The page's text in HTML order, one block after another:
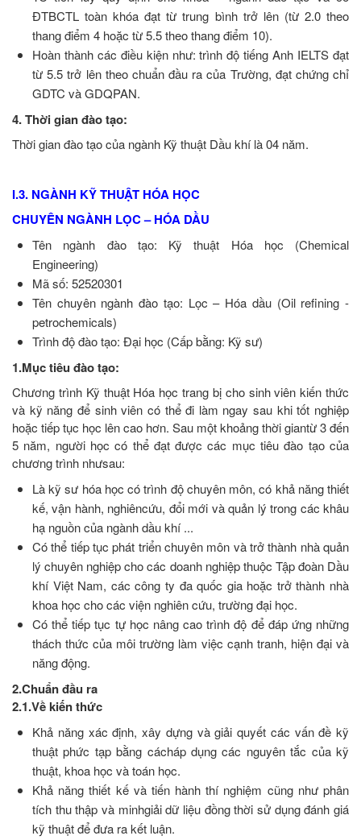
ĐTBCTL toàn khóa đạt từ trung bình trở lên (từ 2.0 theo
thang điểm 4 hoặc từ 5.5 theo thang điểm 10).
Hoàn thành các điều kiện như: trình độ tiếng Anh IELTS đạt
từ 5.5 trở lên theo chuẩn đầu ra của Trường, đạt chứng chỉ
GDTC và GDQPAN.
4. Thời gian đào tạo:
Thời gian đào tạo của ngành Kỹ thuật Dầu khí là 04 năm.
I.3. NGÀNH KỸ THUẬT HÓA HỌC
CHUYÊN NGÀNH LỌC – HÓA DẦU
Tên ngành đào tạo: Kỹ thuật Hóa học (Chemical
Engineering)
Mã số: 52520301
Tên chuyên ngành đào tạo: Lọc – Hóa dầu (Oil refining -
petrochemicals)
Trình độ đào tạo: Đại học (Cấp bằng: Kỹ sư)
1.Mục tiêu đào tạo:
Chương trình Kỹ thuật Hóa học trang bị cho sinh viên kiến thức
và kỹ năng để sinh viên có thể đi làm ngay sau khi tốt nghiệp
hoặc tiếp tục học lên cao hơn. Sau một khoảng thời giantừ 3 đến
5 năm, người học có thể đạt được các mục tiêu đào tạo của
chương trình nhưsau:
Là kỹ sư hóa học có trình độ chuyên môn, có khả năng thiết
kế, vận hành, nghiêncứu, đổi mới và quản lý trong các khâu
hạ nguồn của ngành dầu khí ...
Có thể tiếp tục phát triển chuyên môn và trở thành nhà quản
lý chuyên nghiệp cho các doanh nghiệp thuộc Tập đoàn Dầu
khí Việt Nam, các công ty đa quốc gia hoặc trở thành nhà
khoa học cho các viện nghiên cứu, trường đại học.
Có thể tiếp tục tự học nâng cao trình độ để đáp ứng những
thách thức của môi trường làm việc cạnh tranh, hiện đại và
năng động.
2.Chuẩn đầu ra
2.1.Về kiến thức
Khả năng xác định, xây dựng và giải quyết các vấn đề kỹ
thuật phức tạp bằng cácháp dụng các nguyên tắc của kỹ
thuật, khoa học và toán học.
Khả năng thiết kế và tiến hành thí nghiệm cũng như phân
tích thu thập và minhgiải dữ liệu đồng thời sử dụng đánh giá
kỹ thuật để đưa ra kết luận.